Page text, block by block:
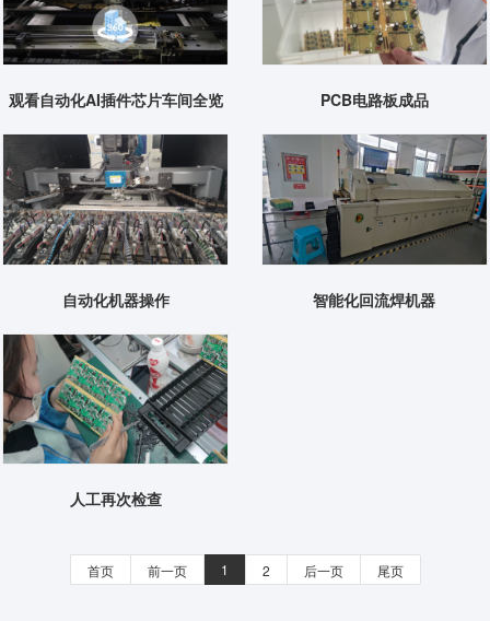
观看自动化AI插件芯片车间全览 PCB电路板成品
自动化机器操作 智能化回流焊机器
人工再次检查
首页 前一页 1 2 后一页 尾页